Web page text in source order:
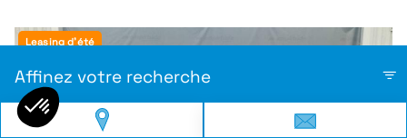
Affinez votre recherche
Leasing d'été